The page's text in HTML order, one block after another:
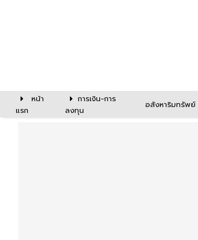
หน้า
แรก
การเงิน-การ
ลงทุน
อสังหาริมทรัพย์